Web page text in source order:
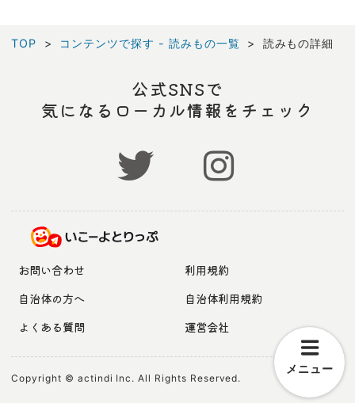
TOP コンテンツで探す - 読みもの一覧 読みもの詳細
メニュー
公式SNSで
気になるローカル情報をチェック
お問い合わせ
利用規約
自治体の方へ
自治体利用規約
よくある質問
運営会社
Copyright © actindi Inc. All Rights Reserved.